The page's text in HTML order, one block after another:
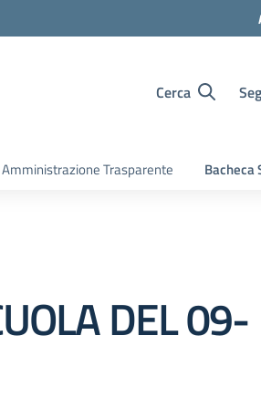
Cerca
Amministrazione Trasparente Bacheca
DEL 09-